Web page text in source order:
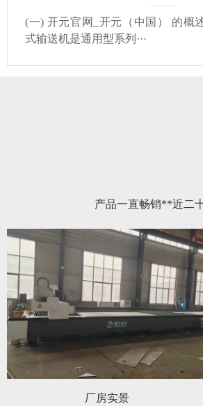
(一) 开元官网_开元（中国） 的概
式输送机是通用型系列···
产品一直畅销**近二
厂房实景